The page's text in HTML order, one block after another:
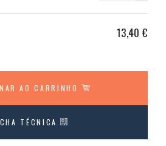
13,40 €
AO CARRINHO
TÉCNICA